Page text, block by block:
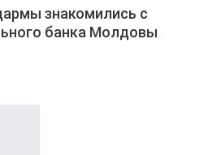
знакомились с
банка Молдовы